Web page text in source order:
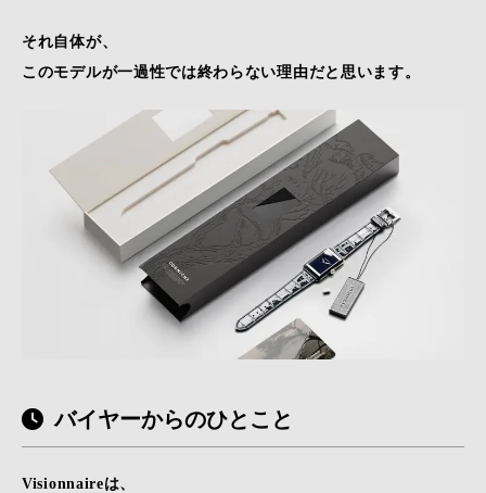
それ自体が、
このモデルが一過性では終わらない理由だと思います。
バイヤーからのひとこと
Visionnaireは、